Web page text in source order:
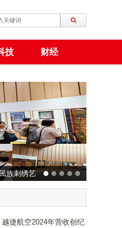
技 财经
族刺绣艺
会中国馆
越捷航空2024年营收创纪